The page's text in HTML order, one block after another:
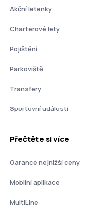
Akční letenky
Charterové lety
Pojištění
Parkoviště
Transfery
Sportovní události
Přečtěte si více
Garance nejnižší ceny
Mobilní aplikace
MultiLine